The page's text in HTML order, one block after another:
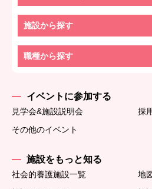
施設から探す
職種から探す
イベントに参加する
見学会&施設説明会
採
その他のイベント
施設をもっと知る
社会的養護施設一覧
地